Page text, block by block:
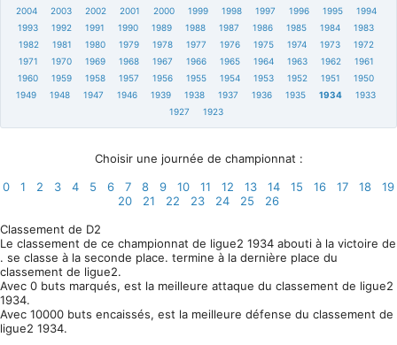
2004
2003 2002 2001 2000 1999 1998 1997 1996 1995
1994
1993
1992 1991 1990 1989 1988 1987 1986 1985 1984
1983
1982
1981 1980 1979 1978 1977 1976 1975 1974 1973
1972
1971
1970 1969 1968 1967 1966 1965 1964 1963 1962
1961
1960
1959 1958 1957 1956 1955 1954 1953 1952 1951
1950
1949
1948 1947 1946 1939 1938 1937 1936 1935 1934
1933
1927
1923
Choisir une journée de championnat :
0
1 2 3 4 5 6 7 8 9 10 11 12 13 14 15 16 17 18
19
20
21 22 23 24 25
26
Classement de D2
Le classement de ce championnat de ligue2 1934 abouti à la victoire de
. se classe à la seconde place. termine à la dernière place du
classement de ligue2.
Avec 0 buts marqués, est la meilleure attaque du classement de ligue2
1934.
Avec 10000 buts encaissés, est la meilleure défense du classement de
ligue2 1934.